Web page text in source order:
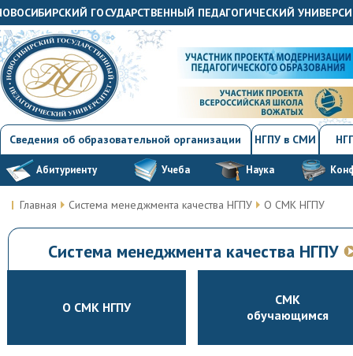
ГОСУДАРСТВЕННЫЙ ПЕДАГОГИЧЕСКИЙ
Сведения об образовательной организации НГПУ в СМИ
Абитуриенту Учеба Наука
Главная Система менеджмента качества НГПУ О СМК НГПУ
Система менеджмента качества НГПУ
О СМК НГПУ
СМК
обучающимся